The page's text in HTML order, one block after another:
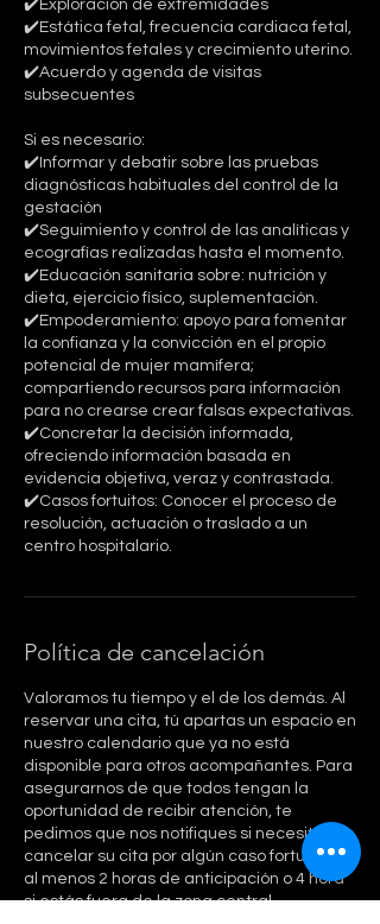
✔️Exploración de extremidades
✔️Estática fetal, frecuencia cardiaca fetal,
movimientos fetales y crecimiento uterino.
✔️Acuerdo y agenda de visitas
subsecuentes
Si es necesario:
✔️Informar y debatir sobre las pruebas
diagnósticas habituales del control de la
gestación
✔️Seguimiento y control de las analíticas y
ecografías realizadas hasta el momento.
✔️Educación sanitaria sobre: nutrición y
dieta, ejercicio físico, suplementación.
✔️Empoderamiento: apoyo para fomentar
la confianza y la convicción en el propio
potencial de mujer mamífera;
compartiendo recursos para información
para no crearse crear falsas expectativas.
✔️Concretar la decisión informada,
ofreciendo información basada en
evidencia objetiva, veraz y contrastada.
✔️Casos fortuitos: Conocer el proceso de
resolución, actuación o traslado a un
centro hospitalario.
Política de cancelación
Valoramos tu tiempo y el de los demás. Al
reservar una cita, tú apartas un espacio en
nuestro calendario que ya no está
disponible para otros acompañantes. Para
asegurarnos de que todos tengan la
oportunidad de recibir atención, te
pedimos que nos notifiques si necesita
cancelar su cita por algún caso fortuito con
al menos 2 horas de anticipación o 4 hora
si estás fuera de la zona central.